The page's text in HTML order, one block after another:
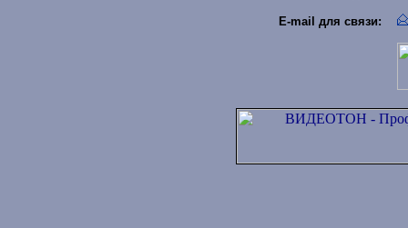
E-mail для связи: